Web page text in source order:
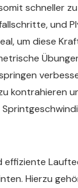
schneller
und
um diese
kontrahieren
effiziente
Hierzu